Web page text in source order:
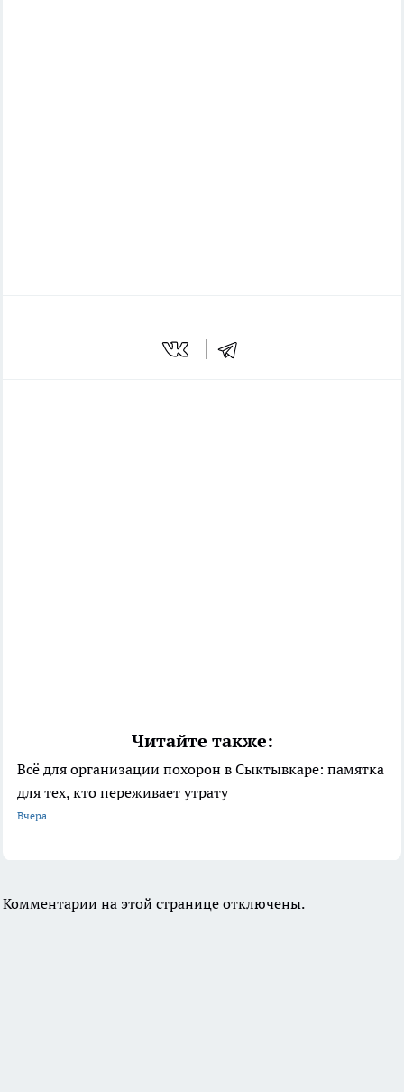
Читайте также:
Всё для организации похорон в Сыктывкаре: памятка
для тех, кто переживает утрату
Вчера
Комментарии на этой странице отключены.